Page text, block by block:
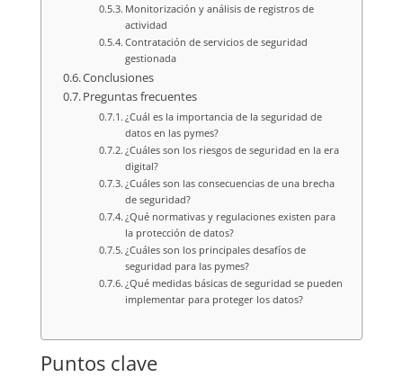
Monitorización y análisis de registros de
actividad
Contratación de servicios de seguridad
gestionada
Conclusiones
Preguntas frecuentes
¿Cuál es la importancia de la seguridad de
datos en las pymes?
¿Cuáles son los riesgos de seguridad en la era
digital?
¿Cuáles son las consecuencias de una brecha
de seguridad?
¿Qué normativas y regulaciones existen para
la protección de datos?
¿Cuáles son los principales desafíos de
seguridad para las pymes?
¿Qué medidas básicas de seguridad se pueden
implementar para proteger los datos?
Puntos clave